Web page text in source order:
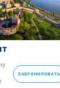
ЗАБРОНИРОВАТЬ